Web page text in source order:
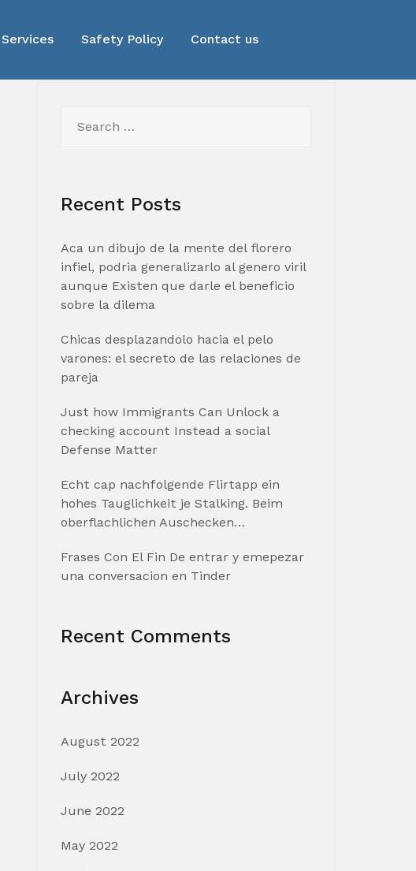
Services Safety Policy Contact us
for:
Recent Posts
Aca un dibujo de la mente del florero
infiel, podria generalizarlo al genero viril
aunque Existen que darle el beneficio
sobre la dilema
Chicas desplazandolo hacia el pelo
varones: el secreto de las relaciones de
pareja
Just how Immigrants Can Unlock a
checking account Instead a social
Defense Matter
Echt cap nachfolgende Flirtapp ein
hohes Tauglichkeit je Stalking. Beim
oberflachlichen Auschecken…
Frases Con El Fin De entrar y emepezar
una conversacion en Tinder
Recent Comments
Archives
August 2022
July 2022
June 2022
May 2022